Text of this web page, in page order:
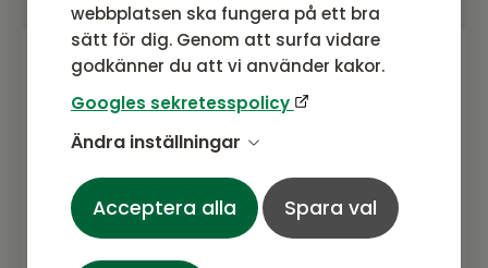
webbplatsen ska fungera på ett bra
sätt för dig. Genom att surfa vidare
godkänner du att vi använder kakor.
Googles sekretesspolicy
Ändra inställningar
Acceptera alla Spara val
Gå med i vårt nyhetsbrev
Prenumerera gärna på vårt nyhetsbrev.
Här kommer vi dela senaste nytt om
produkter, erbjudanden och annat
spännande.